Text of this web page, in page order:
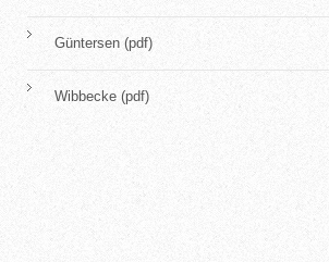
Güntersen (pdf)
Wibbecke (pdf)